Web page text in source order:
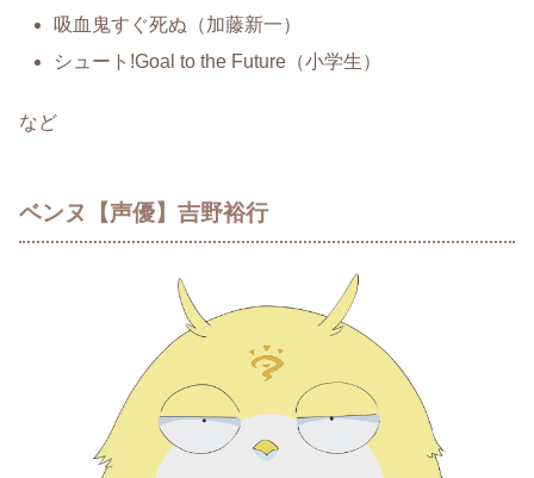
吸血鬼すぐ死ぬ（加藤新一）
シュート!Goal to the Future（小学生）
など
ベンヌ【声優】吉野裕行